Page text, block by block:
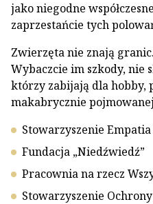
jako niegodne
zaprzestańcie tych
Zwierzęta nie znają
Wybaczcie im szkody, nie
którzy zabijają dla hobby,
makabrycznie
Stowarzyszenie Empatia
Fundacja „Niedźwiedź”
Pracownia na rzecz
Stowarzyszenie